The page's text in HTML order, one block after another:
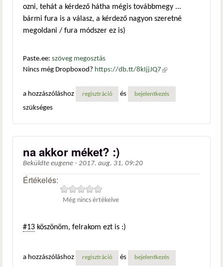
ozni, tehát a kérdező hátha mégis továbbmegy ...
bármi fura is a válasz, a kérdező nagyon szeretné
megoldani / fura módszer ez is)
Paste.ee: szöveg megosztás
Nincs még Dropboxod? https://db.tt/8kIjjJQ7 (külső
a hozzászóláshoz
regisztráció és bejelentkezés
szükséges
na akkor méket? :)
Beküldte eugene - 2017. aug. 31. 09:20
Értékelés:
Még nincs értékelve
#13 köszönöm, felrakom ezt is :)
a hozzászóláshoz regisztráció és bejelentkezés